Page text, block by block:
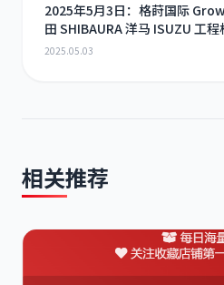
2025年5月3日：格莳国际
田 SHIBAURA 洋马 ISUZU 工
RHF3 涡轮增压器及配件 海量现
2025.05.03
相关推荐